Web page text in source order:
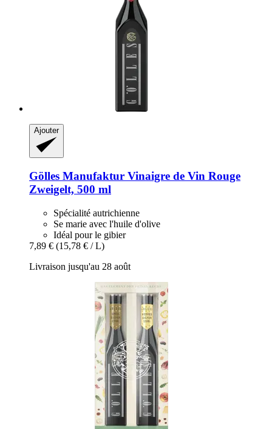
Ajouter
Gölles Manufaktur Vinaigre de Vin Rouge
Zweigelt, 500 ml
Spécialité autrichienne
Se marie avec l'huile d'olive
Idéal pour le gibier
7,89 € (15,78 € / L)
Livraison jusqu'au 28 août